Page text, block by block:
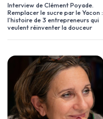
Interview de Clément Poyade.
Remplacer le sucre par le Yacon :
l’histoire de 3 entrepreneurs qui
veulent réinventer la douceur